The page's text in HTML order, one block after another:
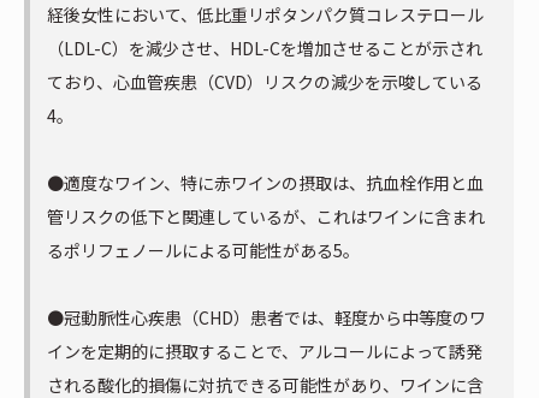
経後女性において、低比重リポタンパク質コレステロール
（LDL-C）を減少させ、HDL-Cを増加させることが示され
ており、心血管疾患（CVD）リスクの減少を示唆している
4。
●適度なワイン、特に赤ワインの摂取は、抗血栓作用と血
管リスクの低下と関連しているが、これはワインに含まれ
るポリフェノールによる可能性がある5。
●冠動脈性心疾患（CHD）患者では、軽度から中等度のワ
インを定期的に摂取することで、アルコールによって誘発
される酸化的損傷に対抗できる可能性があり、ワインに含